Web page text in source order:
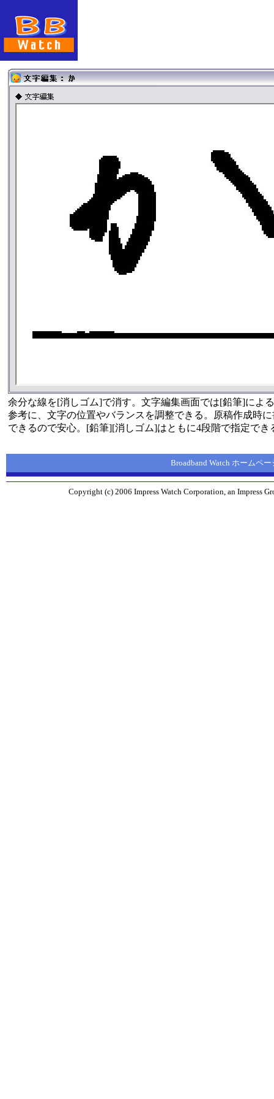
余分な線を[消しゴム]で消す。文字編集画面では[鉛筆]によ
参考に、文字の位置やバランスを調整できる。原稿作成時
できるので安心。[鉛筆][消しゴム]はともに4段階で指定でき
Broadband Watch ホームペー
Copyright (c) 2006 Impress Watch Corporation, an Impress